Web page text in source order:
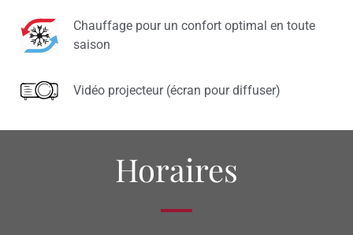
Chauffage pour un confort optimal en toute
saison
Vidéo projecteur (écran pour diffuser)
Horaires